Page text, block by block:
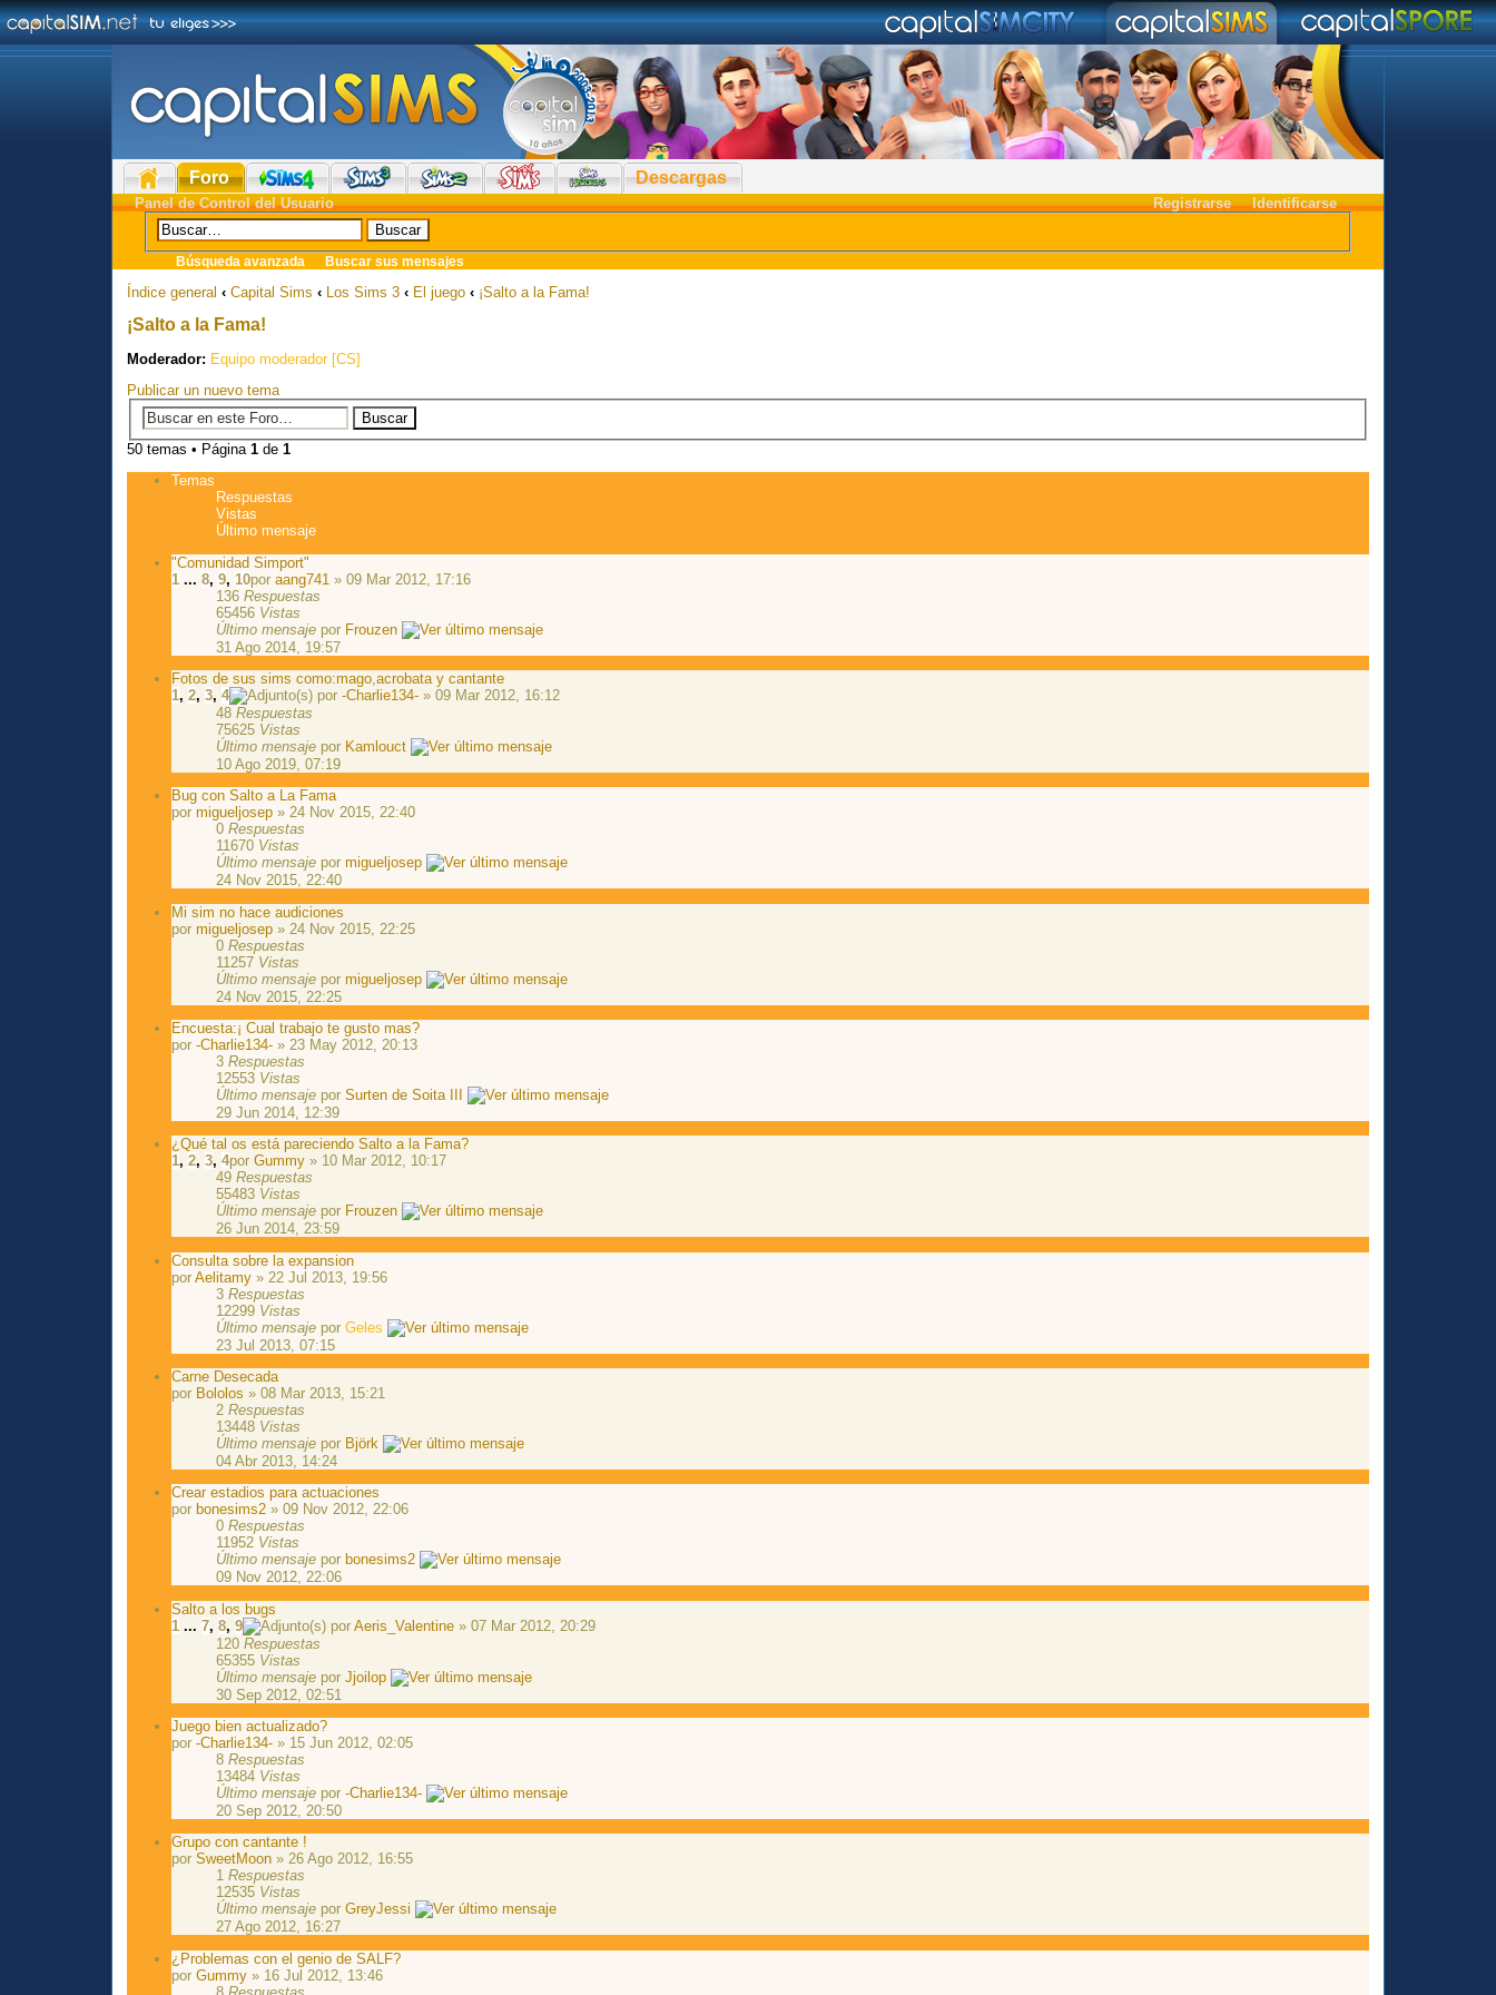
Foro Descargas
Registrarse Identificarse
Panel de Control del Usuario
Búsqueda avanzada Buscar sus mensajes
Índice general ‹ Capital Sims ‹ Los Sims 3 ‹ El juego ‹ ¡Salto a la Fama!
¡Salto a la Fama!
Moderador: Equipo moderador [CS]
Publicar un nuevo tema
50 temas • Página1 de1
Temas
Respuestas
Vistas
Último mensaje
"Comunidad Simport"
1 ...8,9, 10poraang741 » 09 Mar 2012, 17:16
136Respuestas
65456 Vistas
Último mensaje por Frouzen
31 Ago 2014, 19:57
Fotos de sus sims como:mago,acrobata y cantante
1,2,3,4 por-Charlie134- » 09 Mar 2012, 16:12
48Respuestas
75625 Vistas
Último mensaje por Kamlouct
10 Ago 2019, 07:19
Bug con Salto a La Fama
pormigueljosep » 24 Nov 2015, 22:40
0Respuestas
11670 Vistas
Último mensaje pormigueljosep
24 Nov 2015, 22:40
Mi sim no hace audiciones
pormigueljosep » 24 Nov 2015, 22:25
0Respuestas
11257 Vistas
Último mensaje pormigueljosep
24 Nov 2015, 22:25
Encuesta:¡ Cual trabajo te gusto mas?
por-Charlie134- » 23 May 2012, 20:13
3Respuestas
12553 Vistas
Último mensaje porSurten de Soita III
29 Jun 2014, 12:39
¿Qué tal os está pareciendo Salto a la Fama?
1,2,3,4porGummy » 10 Mar 2012, 10:17
49Respuestas
55483 Vistas
Último mensaje por Frouzen
26 Jun 2014, 23:59
Consulta sobre la expansion
porAelitamy » 22 Jul 2013, 19:56
3Respuestas
12299 Vistas
Último mensaje porGeles
23 Jul 2013, 07:15
Carne Desecada
por Bololos » 08 Mar 2013, 15:21
2Respuestas
13448 Vistas
Último mensaje por Björk
04 Abr 2013, 14:24
Crear estadios para actuaciones
por bonesims2 » 09 Nov 2012, 22:06
0Respuestas
11952 Vistas
Último mensaje por bonesims2
09 Nov 2012, 22:06
Salto a los bugs
1 ...7,8,9 porAeris_Valentine » 07 Mar 2012, 20:29
120Respuestas
65355 Vistas
Último mensaje porJjoilop
30 Sep 2012, 02:51
Juego bien actualizado?
por-Charlie134- » 15 Jun 2012, 02:05
8Respuestas
13484 Vistas
Último mensaje por-Charlie134-
20 Sep 2012, 20:50
Grupo con cantante !
porSweetMoon » 26 Ago 2012, 16:55
1Respuestas
12535 Vistas
Último mensaje porGreyJessi
27 Ago 2012, 16:27
¿Problemas con el genio de SALF?
porGummy » 16 Jul 2012, 13:46